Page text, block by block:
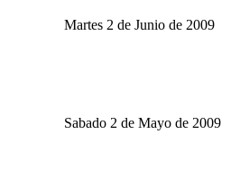
Martes 2 de Junio de 2009
Sabado 2 de Mayo de 2009